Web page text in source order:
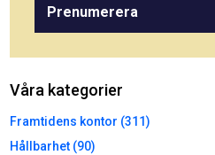
Prenumerera
Våra kategorier
Framtidens kontor (311)
Hållbarhet (90)